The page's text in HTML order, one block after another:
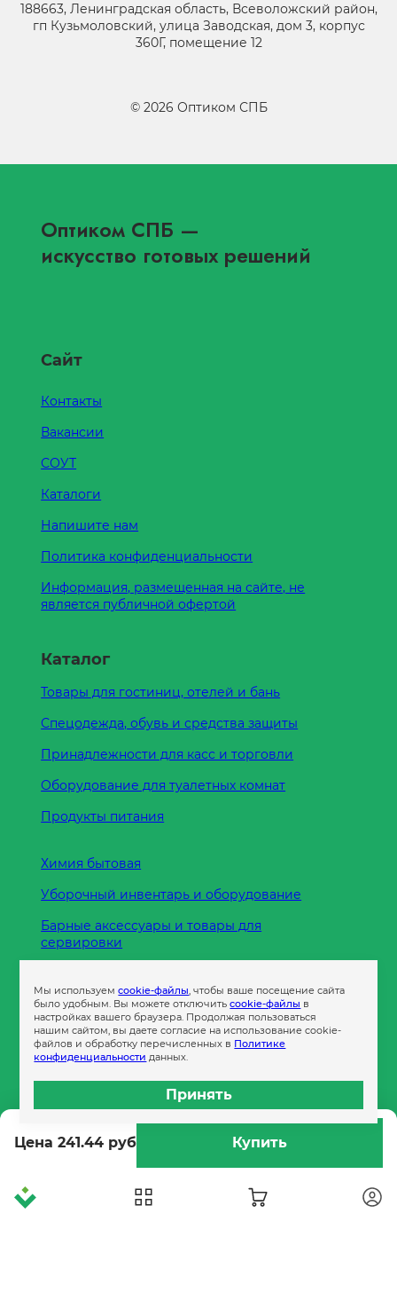
Цена 241.44 руб Купить
188663, Ленинградская область, Всеволожский район,
гп Кузьмоловский, улица Заводская, дом 3, корпус
360Г, помещение 12
© 2026 Оптиком СПБ
Оптиком СПБ —
искусство готовых решений
Сайт
Контакты
Вакансии
СОУТ
Каталоги
Напишите нам
Политика конфиденциальности
Информация, размещенная на сайте, не
является публичной офертой
Каталог
Товары для гостиниц, отелей и бань
Спецодежда, обувь и средства защиты
Принадлежности для касс и торговли
Оборудование для туалетных комнат
Продукты питания
Химия бытовая
Уборочный инвентарь и оборудование
Барные аксессуары и товары для
сервировки
Пленка
Пакеты и сумки
Контейнеры
Бумага офисная
Гигиеническая продукция
Мы используемcookie-файлы, чтобы ваше посещение сайта
было удобным. Вы можете отключитьcookie-файлы в
настройках вашего браузера. Продолжая пользоваться
нашим сайтом, вы даете согласие на использование cookie-
файлов и обработку перечисленных в Политике
конфиденциальности данных.
Принять